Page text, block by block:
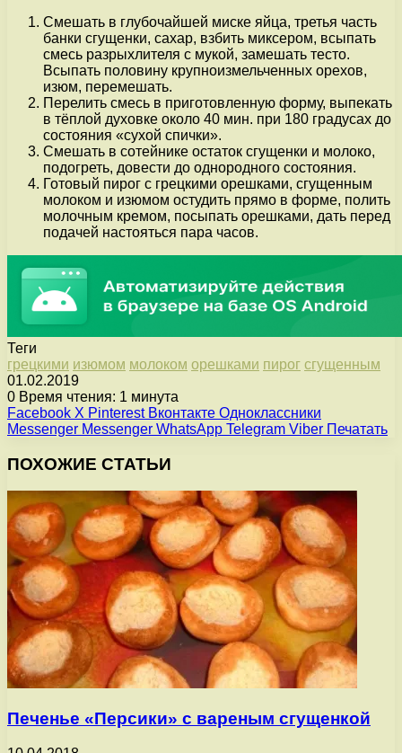
Смешать в глубочайшей миске яйца, третья часть
банки сгущенки, сахар, взбить миксером, всыпать
смесь разрыхлителя с мукой, замешать тесто.
Всыпать половину крупноизмельченных орехов,
изюм, перемешать.
Перелить смесь в приготовленную форму, выпекать
в тёплой духовке около 40 мин. при 180 градусах до
состояния «сухой спички».
Смешать в сотейнике остаток сгущенки и молоко,
подогреть, довести до однородного состояния.
Готовый пирог с грецкими орешками, сгущенным
молоком и изюмом остудить прямо в форме, полить
молочным кремом, посыпать орешками, дать перед
подачей настояться пара часов.
Теги
грецкими изюмом молоком орешками пирог сгущенным
01.02.2019
0 Время чтения: 1 минута
Facebook X Pinterest Вконтакте Одноклассники
Messenger Messenger WhatsApp Telegram Viber Печатать
ПОХОЖИЕ СТАТЬИ
Печенье «Персики» с вареным сгущенкой